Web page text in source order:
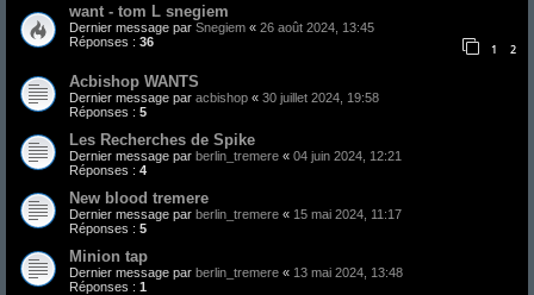
want - tom L snegiem
Dernier message par Snegiem « 26 août 2024, 13:45
Réponses : 36 1 2
Acbishop WANTS
Dernier message par acbishop « 30 juillet 2024, 19:58
Réponses : 5
Les Recherches de Spike
Dernier message par berlin_tremere « 04 juin 2024, 12:21
Réponses : 4
New blood tremere
Dernier message par berlin_tremere « 15 mai 2024, 11:17
Réponses : 5
Minion tap
Dernier message par berlin_tremere « 13 mai 2024, 13:48
Réponses : 1